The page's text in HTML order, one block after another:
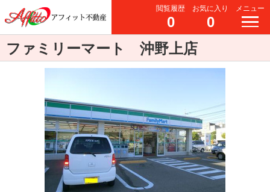
閲覧履歴
0
お気に入り
0
メニュー
ファミリーマート 沖野上店